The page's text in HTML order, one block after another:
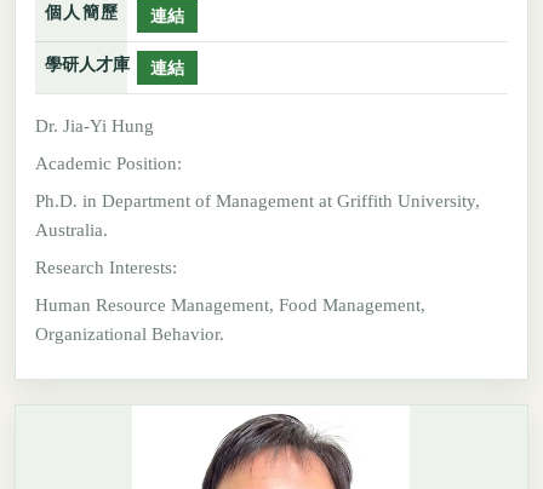
個人簡歷 連結
學研人才庫 連結
Dr. Jia-Yi Hung
Academic Position:
Ph.D. in Department of Management at Griffith University,
Australia.
Research Interests:
Human Resource Management, Food Management,
Organizational Behavior.